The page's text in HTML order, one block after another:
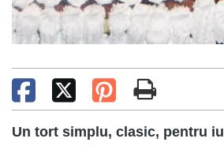
Un tort simplu, clasic, pentru